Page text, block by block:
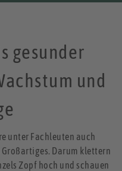
gesunder
und
unter Fachleuten auch
Darum klettern
Zopf hoch und schauen